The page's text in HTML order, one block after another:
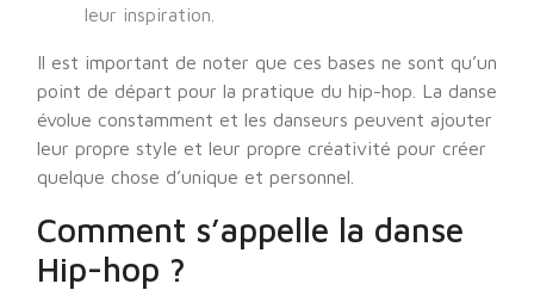
leur inspiration.
Il est important de noter que ces bases ne sont qu’un
point de départ pour la pratique du hip-hop. La danse
évolue constamment et les danseurs peuvent ajouter
leur propre style et leur propre créativité pour créer
quelque chose d’unique et personnel.
Comment s’appelle la danse
Hip-hop ?